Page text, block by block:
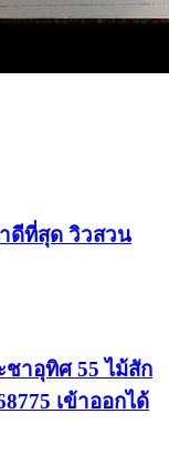
ดีที่สุด วิวสวน
าอุทิศ 55 ไม้สัก
เข้าออกได้